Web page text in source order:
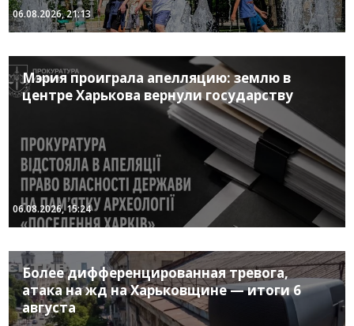
06.08.2026, 21:13
Мэрия проиграла апелляцию: землю в
центре Харькова вернули государству
06.08.2026, 15:24
Более дифференцированная тревога,
атака на жд на Харьковщине — итоги 6
августа